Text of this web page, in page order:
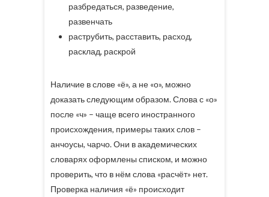
разбредаться, разведение,
развенчать
раструбить, расставить, расход,
расклад, раскрой
Наличие в слове «ё», а не «о», можно
доказать следующим образом. Слова с «о»
после «ч» – чаще всего иностранного
происхождения, примеры таких слов –
анчоусы, чарчо. Они в академических
словарях оформлены списком, и можно
проверить, что в нём слова «расчёт» нет.
Проверка наличия «ё» происходит